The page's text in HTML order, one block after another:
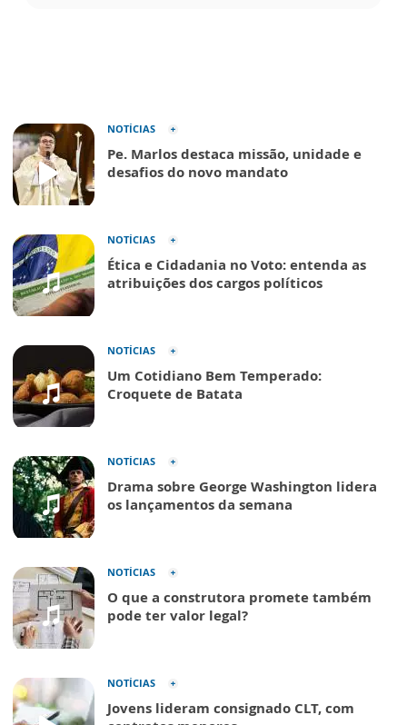
NOTÍCIAS
Pe. Marlos destaca missão, unidade e
desafios do novo mandato
NOTÍCIAS
Ética e Cidadania no Voto: entenda as
atribuições dos cargos políticos
NOTÍCIAS
Um Cotidiano Bem Temperado:
Croquete de Batata
NOTÍCIAS
Drama sobre George Washington lidera
os lançamentos da semana
NOTÍCIAS
O que a construtora promete também
pode ter valor legal?
NOTÍCIAS
Jovens lideram consignado CLT, com